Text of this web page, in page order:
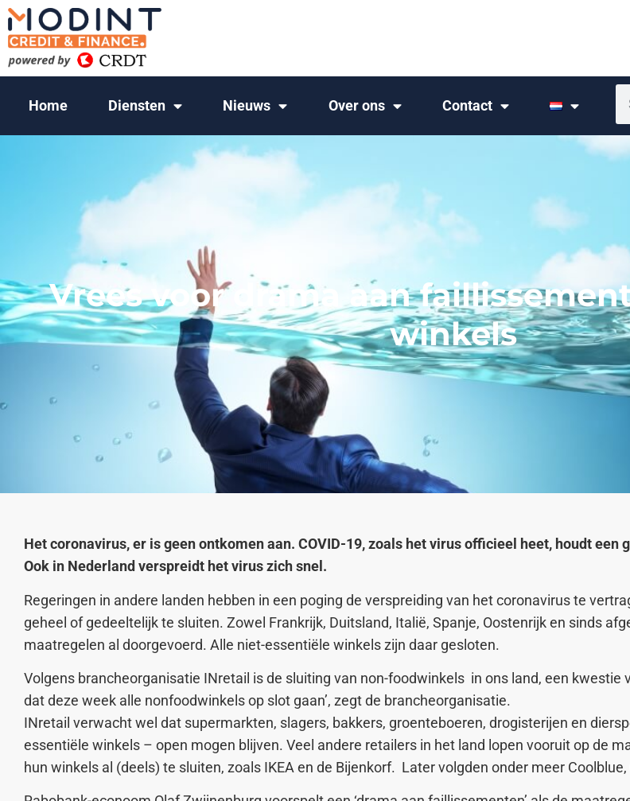
Home Diensten Nieuws Over ons Contact
Vrees voor drama aan
winkels
Het coronavirus, er is geen ontkomen aan. COVID-19, zoals het virus officieel heet, houdt een
Ook in Nederland verspreidt het virus zich snel.
Regeringen in andere landen hebben in een poging de verspreiding van het coronavirus te
geheel of gedeeltelijk te sluiten. Zowel Frankrijk, Duitsland, Italië, Spanje, Oostenrijk en sinds
maatregelen al doorgevoerd. Alle niet-essentiële winkels zijn daar gesloten.
Volgens brancheorganisatie INretail is de sluiting van non-foodwinkels in ons land, een kwestie
dat deze week alle nonfoodwinkels op slot gaan’, zegt de brancheorganisatie.
INretail verwacht wel dat supermarkten, slagers, bakkers, groenteboeren, drogisterijen en
essentiële winkels – open mogen blijven. Veel andere retailers in het land lopen vooruit op de
hun winkels al (deels) te sluiten, zoals IKEA en de Bijenkorf. Later volgden onder meer